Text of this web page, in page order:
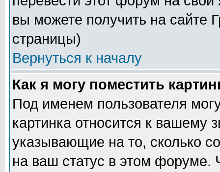
вы можете получить на сайте
страницы)
Вернуться к началу
Как я могу поместить
Под именем пользователя
картинка относится к вашему
указывающие на то, сколько
на ваш статус в этом форуме.